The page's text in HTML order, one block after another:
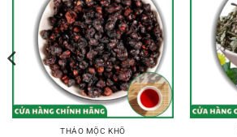
THẢO MỘC KHÔ